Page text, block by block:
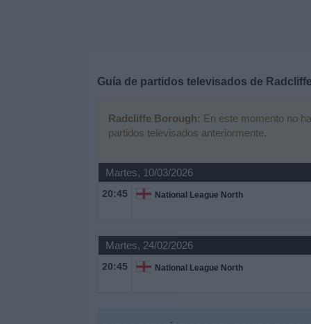
Guía de partidos televisados de
Radcliffe Borough: En este momento no
partidos televisados anteriormente.
Martes, 10/03/2026
20:45 National League North
Martes, 24/02/2026
20:45 National League North